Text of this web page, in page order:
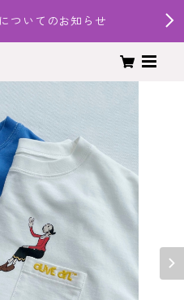
ついてのお知らせ